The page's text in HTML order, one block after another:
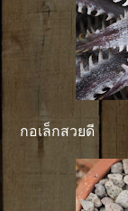
กอเล็กสวยดี